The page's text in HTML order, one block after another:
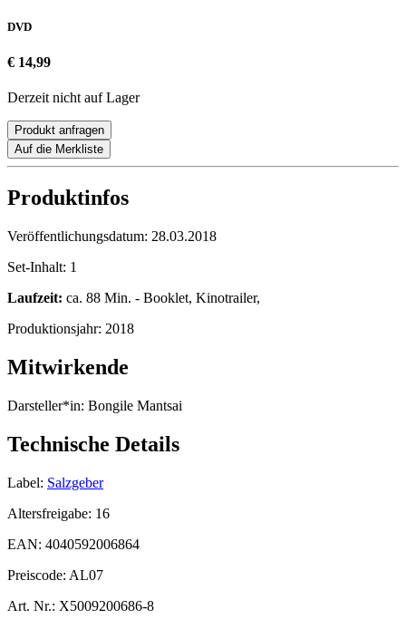
DVD
€ 14,99
Derzeit nicht auf Lager
Produkt anfragen
Auf die Merkliste
Produktinfos
Veröffentlichungsdatum: 28.03.2018
Set-Inhalt: 1
Laufzeit: ca. 88 Min. - Booklet, Kinotrailer,
Produktionsjahr: 2018
Mitwirkende
Darsteller*in: Bongile Mantsai
Technische Details
Label: Salzgeber
Altersfreigabe: 16
EAN: 4040592006864
Preiscode: AL07
Art. Nr.: X5009200686-8